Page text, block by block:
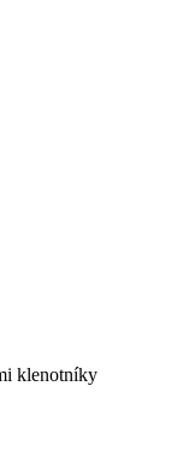
klenotníky